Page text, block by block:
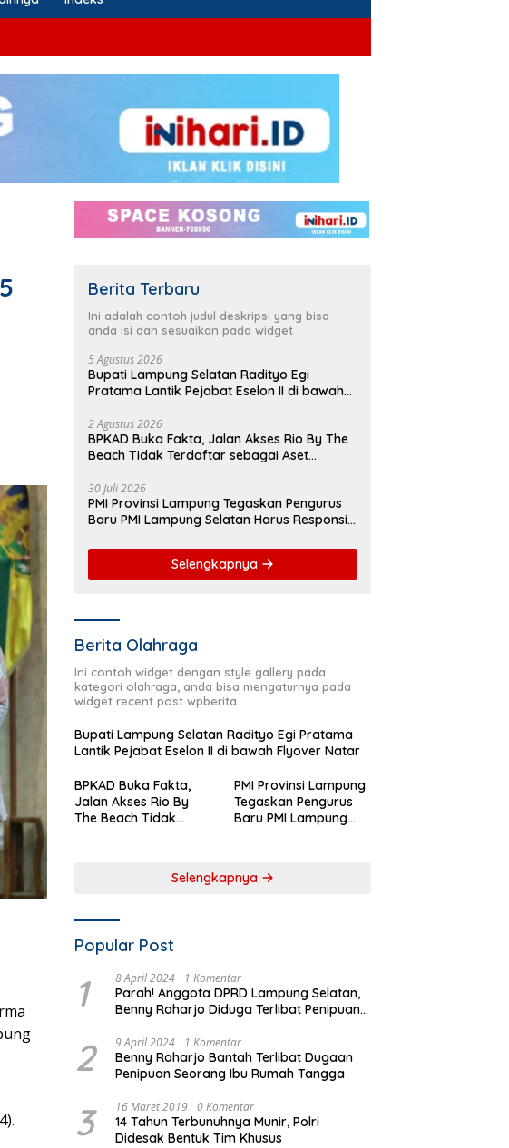
Berita Terbaru
Ini adalah contoh judul deskripsi yang bisa
anda isi dan sesuaikan pada widget
5 Agustus 2026
Bupati Lampung Selatan Radityo Egi
Pratama Lantik Pejabat Eselon II di bawah
2 Agustus 2026
BPKAD Buka Fakta, Jalan Akses Rio By The
Beach Tidak Terdaftar sebagai Aset
30 Juli 2026
PMI Provinsi Lampung Tegaskan Pengurus
Baru PMI Lampung Selatan Harus Responsif
Selengkapnya
Berita Olahraga
Ini contoh widget dengan style gallery pada
kategori olahraga, anda bisa mengaturnya pada
widget recent post wpberita.
Bupati Lampung Selatan Radityo Egi Pratama
Lantik Pejabat Eselon II di bawah Flyover Natar
BPKAD Buka Fakta,
Jalan Akses Rio By
The Beach Tidak
PMI Provinsi Lampung
Tegaskan Pengurus
Baru PMI Lampung
Selengkapnya
Popular Post
1 8 April 2024 1 Komentar
Parah! Anggota DPRD Lampung Selatan,
Benny Raharjo Diduga Terlibat Penipuan
2 9 April 2024 1 Komentar
Benny Raharjo Bantah Terlibat Dugaan
Penipuan Seorang Ibu Rumah Tangga
3 16 Maret 2019 0 Komentar
14 Tahun Terbunuhnya Munir, Polri
Didesak Bentuk Tim Khusus